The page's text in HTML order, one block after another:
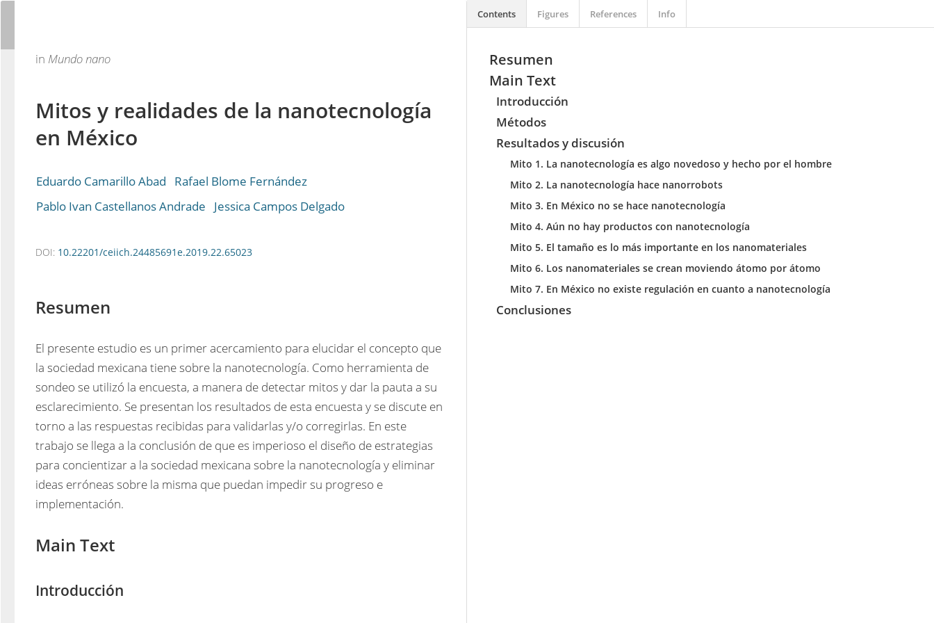
in Mundo nano
Mitos y realidades de la nanotecnología
en México
Eduardo Camarillo Abad
Rafael Blome Fernández
Pablo Ivan Castellanos Andrade
Jessica Campos Delgado
DOI: 10.22201/ceiich.24485691e.2019.22.65023
Resumen
El presente estudio es un primer acercamiento para elucidar el concepto que
la sociedad mexicana tiene sobre la nanotecnología. Como herramienta de
sondeo se utilizó la encuesta, a manera de detectar mitos y dar la pauta a su
esclarecimiento. Se presentan los resultados de esta encuesta y se discute en
torno a las respuestas recibidas para validarlas y/o corregirlas. En este
trabajo se llega a la conclusión de que es imperioso el diseño de estrategias
para concientizar a la sociedad mexicana sobre la nanotecnología y eliminar
ideas erróneas sobre la misma que puedan impedir su progreso e
implementación.
Main Text
Introducción
Resumen
Main Text
Introducción
Métodos
Resultados y discusión
Mito 1. La nanotecnología es algo novedoso y hecho por el hombre
Mito 2. La nanotecnología hace nanorrobots
Mito 3. En México no se hace nanotecnología
Mito 4. Aún no hay productos con nanotecnología
Mito 5. El tamaño es lo más importante en los nanomateriales
Mito 6. Los nanomateriales se crean moviendo átomo por átomo
Mito 7. En México no existe regulación en cuanto a nanotecnología
Conclusiones
Contents Figures References Info